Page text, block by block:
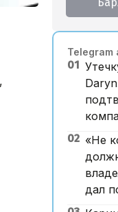
ұсталды
17:29, 07
ЕҮАК
16:49, 07
сатылды
15:53, 07
01
02 «Не
дал